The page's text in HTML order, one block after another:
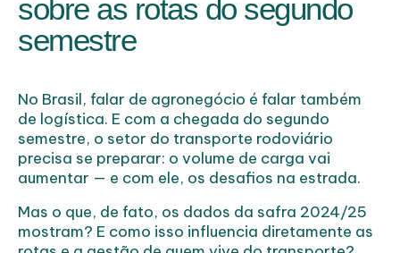
sobre as rotas do segundo
semestre
No Brasil, falar de agronegócio é falar também
de logística. E com a chegada do segundo
semestre, o setor do transporte rodoviário
precisa se preparar: o volume de carga vai
aumentar — e com ele, os desafios na estrada.
Mas o que, de fato, os dados da safra 2024/25
mostram? E como isso influencia diretamente as